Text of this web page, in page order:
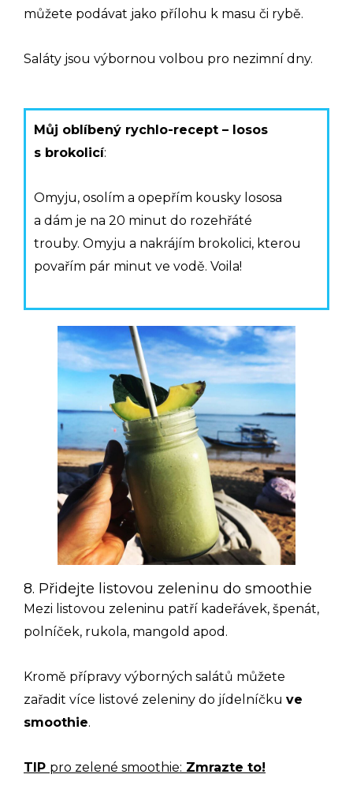
můžete podávat jako přílohu k masu či rybě.
Saláty jsou výbornou volbou pro nezimní dny.
Můj oblíbený rychlo-recept – losos
s brokolicí:
Omyju, osolím a opepřím kousky lososa
a dám je na 20 minut do rozehřáté
trouby. Omyju a nakrájím brokolici, kterou
povařím pár minut ve vodě. Voila!
8. Přidejte listovou zeleninu do smoothie
Mezi listovou zeleninu patří kadeřávek, špenát,
polníček, rukola, mangold apod.
Kromě přípravy výborných salátů můžete
zařadit více listové zeleniny do jídelníčku ve
smoothie.
TIP pro zelené smoothie: Zmrazte to!